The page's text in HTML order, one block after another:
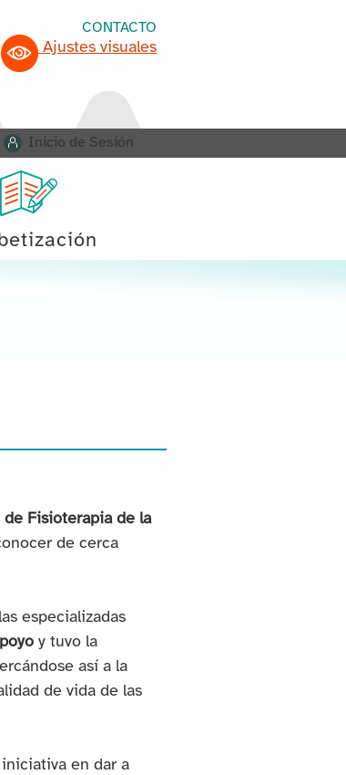
CONTACTO
Ajustes visuales
Inicio de Sesión
Fisioterapia de la
de cerca
especializadas
y tuvo la
así a la
de vida de las
en dar a